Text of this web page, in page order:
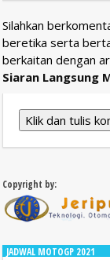
Silahkan
beretika serta
berkaitan dengan
Siaran Langsung
Klik dan tulis
Copyright by:
JADWAL MOTOGP 2021